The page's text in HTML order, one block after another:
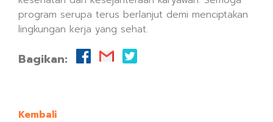
program serupa terus berlanjut demi menciptakan
lingkungan kerja yang sehat.
Bagikan:
Kembali